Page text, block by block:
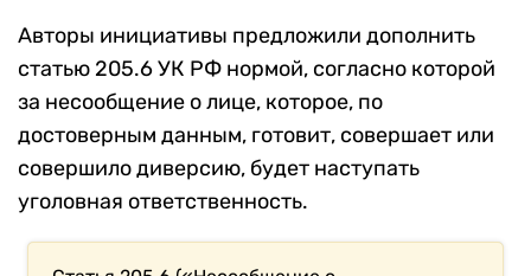
Авторы инициативы предложили дополнить
статью 205.6 УК РФ нормой, согласно которой
за несообщение о лице, которое, по
достоверным данным, готовит, совершает или
совершило диверсию, будет наступать
уголовная ответственность.